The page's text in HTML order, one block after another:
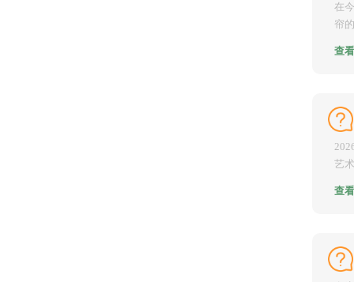
在
帘
查
艺
查